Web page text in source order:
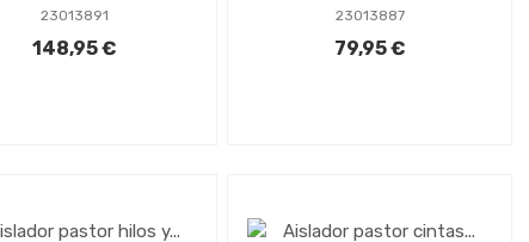
23013891
148,95 €
23013887
79,95 €